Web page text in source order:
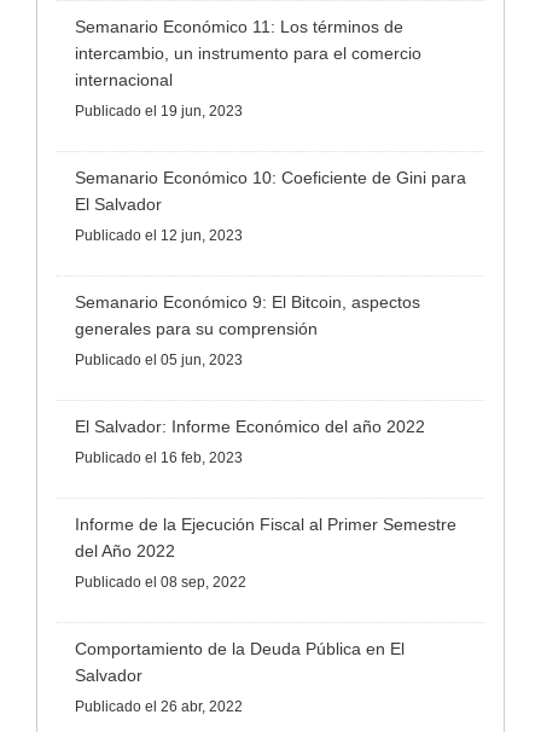
Semanario Económico 11: Los términos de
intercambio, un instrumento para el comercio
internacional
Publicado el 19 jun, 2023
Semanario Económico 10: Coeficiente de Gini para
El Salvador
Publicado el 12 jun, 2023
Semanario Económico 9: El Bitcoin, aspectos
generales para su comprensión
Publicado el 05 jun, 2023
El Salvador: Informe Económico del año 2022
Publicado el 16 feb, 2023
Informe de la Ejecución Fiscal al Primer Semestre
del Año 2022
Publicado el 08 sep, 2022
Comportamiento de la Deuda Pública en El
Salvador
Publicado el 26 abr, 2022